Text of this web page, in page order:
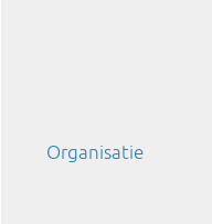
Organisatie